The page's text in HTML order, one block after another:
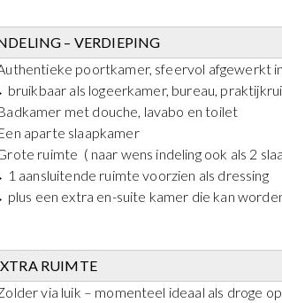
– VERDIEPING
poortkamer, sfeervol afgewerkt
als logeerkamer, bureau,
met douche, lavabo en toilet
aparte slaapkamer
ruimte ( naar wens indeling ook als 2
aansluitende ruimte voorzien als dressing
een extra en-suite kamer die kan
RUIMTE
via luik – momenteel ideaal als droge